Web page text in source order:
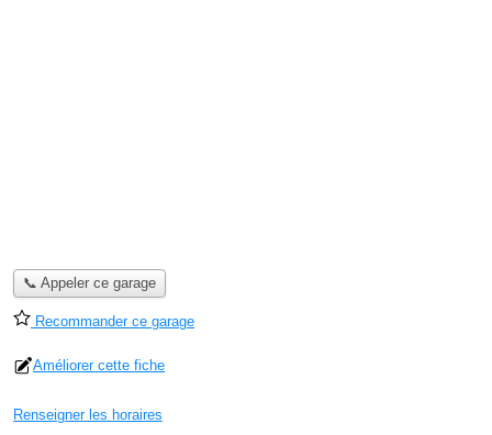
📞 Appeler ce garage
Recommander ce garage
Améliorer cette fiche
Renseigner les horaires